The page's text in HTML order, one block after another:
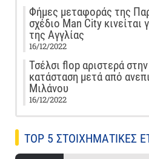
Φήμες μεταφοράς της
σχέδιο Man City κινείται
της Αγγλίας
16/12/2022
Τσέλσι flop αριστερά
κατάσταση μετά από
Μιλάνου
16/12/2022
TOP 5 ΣΤΟΙΧΗΜΑΤΙΚΕΣ